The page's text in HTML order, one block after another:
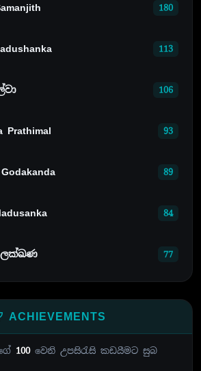
180
113
106
Prathimal 93
89
84
77
ACHIEVEMENTS
100වෙනි උපසිරැසි කඩයීමට සුබ